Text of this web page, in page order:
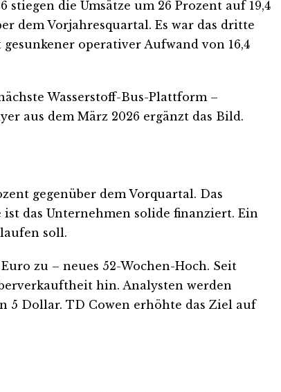
die Umsätze um 26 Prozent auf 19,4
dem Vorjahresquartal. Es war das dritte
operativer Aufwand von 16,4
Wasserstoff-Bus-Plattform –
aus dem März 2026 ergänzt das Bild.
gegenüber dem Vorquartal. Das
das Unternehmen solide finanziert. Ein
soll.
zu – neues 52-Wochen-Hoch. Seit
hin. Analysten werden
5 Dollar. TD Cowen erhöhte das Ziel auf